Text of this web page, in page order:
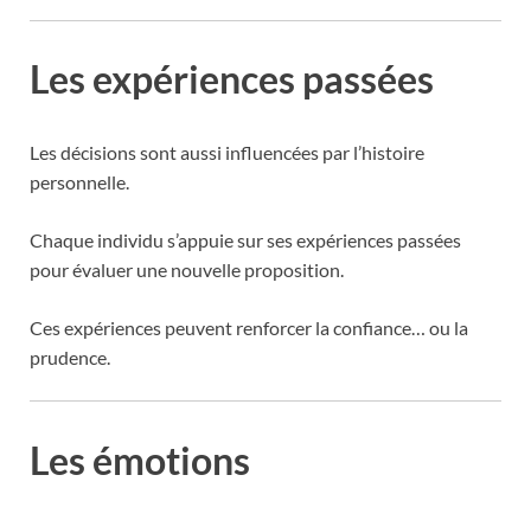
Les expériences passées
Les décisions sont aussi influencées par l’histoire
personnelle.
Chaque individu s’appuie sur ses expériences passées
pour évaluer une nouvelle proposition.
Ces expériences peuvent renforcer la confiance… ou la
prudence.
Les émotions